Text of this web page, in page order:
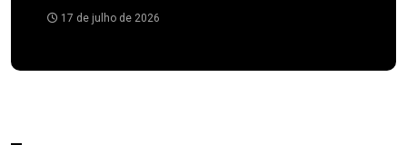
17 de julho de 2026